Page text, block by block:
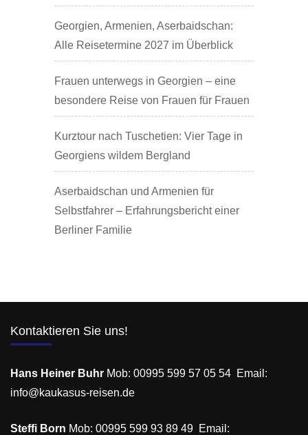
Georgien, Armenien, Aserbaidschan:
Alle Reisetermine 2027 im Überblick
Frauen unterwegs in Georgien – eine
besondere Reise von Frauen für Frauen
Kurztour nach Tuschetien: Vier Tage in
Georgiens wildem Bergland
Aserbaidschan und Armenien für
Selbstfahrer – Erfahrungsbericht einer
Berliner Familie
Kontaktieren Sie uns!
Hans Heiner Buhr Mob: 00995 599 57 05 54 Email:
info@kaukasus-reisen.de
Steffi Born Mob: 00995 599 93 89 49 Email: